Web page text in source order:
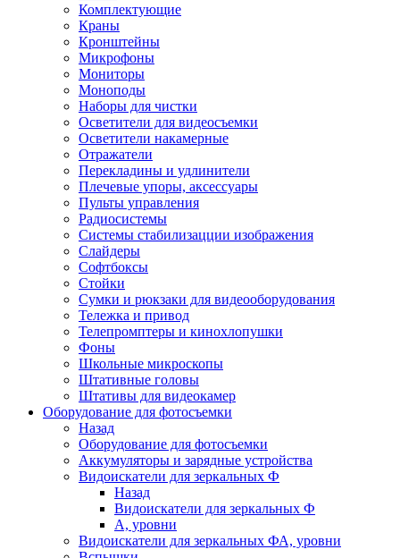
Комплектующие
Краны
Кронштейны
Микрофоны
Мониторы
Моноподы
Наборы для чистки
Осветители для видеосъемки
Осветители накамерные
Отражатели
Перекладины и удлинители
Плечевые упоры, аксессуары
Пульты управления
Радиосистемы
Системы стабилизацции изображения
Слайдеры
Софтбоксы
Стойки
Сумки и рюкзаки для видеооборудования
Тележка и привод
Телепромптеры и кинохлопушки
Фоны
Школьные микроскопы
Штативные головы
Штативы для видеокамер
Оборудование для фотосъемки
Назад
Оборудование для фотосъемки
Аккумуляторы и зарядные устройства
Видоискатели для зеркальных Ф
Назад
Видоискатели для зеркальных Ф
А, уровни
Видоискатели для зеркальных ФА, уровни